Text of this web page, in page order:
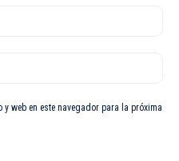
web en este navegador para la próxima